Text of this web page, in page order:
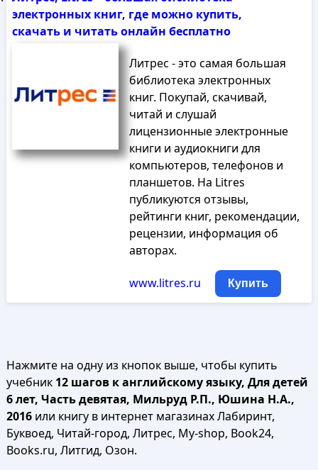
электронных книг, где можно купить,
скачать и читать онлайн бесплатно
Литрес - это самая большая
библиотека электронных
книг. Покупай, скачивай,
читай и слушай
лицензионные электронные
книги и аудиокниги для
компьютеров, телефонов и
планшетов. На Litres
публикуются отзывы,
рейтинги книг, рекомендации,
рецензии, информация об
авторах.
www.litres.ru Купить
Нажмите на одну из кнопок выше, чтобы купить
учебник 12 шагов к английскому языку, Для детей
6 лет, Часть девятая, Мильруд Р.П., Юшина Н.А.,
2016или книгу в интернет магазинах Лабиринт,
Буквоед, Читай-город, Литрес, My-shop, Book24,
Books.ru, Литгид, Озон.